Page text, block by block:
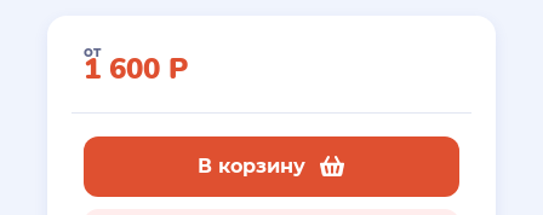
от
1 600 Р
В корзину